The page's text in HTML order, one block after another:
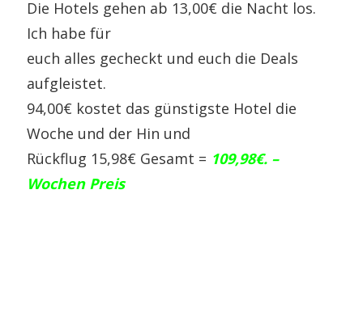
Die Hotels gehen ab 13,00€ die Nacht los.
Ich habe für
euch alles gecheckt und euch die Deals
aufgleistet.
94,00€ kostet das günstigste Hotel die
Woche und der Hin und
Rückflug 15,98€ Gesamt = 109,98€. –
Wochen Preis